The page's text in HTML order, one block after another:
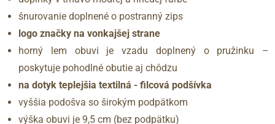
šnurovanie doplnené o postranný zips
logo značky na vonkajšej strane
horný lem obuvi je vzadu doplnený o pružinku –
poskytuje pohodlné obutie aj chôdzu
na dotyk teplejšia textilná - filcová podšívka
vyššia podošva so širokým podpätkom
výška obuvi je 9,5 cm (bez podpätku)